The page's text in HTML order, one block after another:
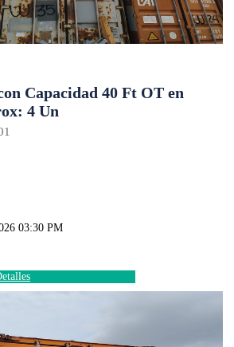
Capacidad 40 Ft OT en
4 Un
03:30 PM